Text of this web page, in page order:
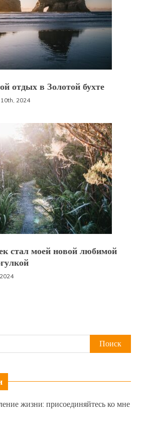
отдых в Золотой бухте
10th, 2024
стал моей новой любимой
жизни: присоединяйтесь ко мне